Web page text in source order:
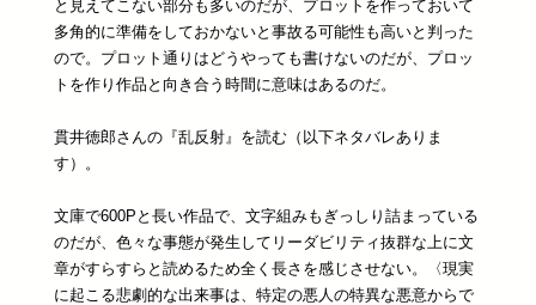
と見えてこない部分も多いのだが、プロットを作っておいて
多角的に準備をしておかないと事故る可能性も高いと判った
ので。プロット通りはどうやっても書けないのだが、プロッ
トを作り作品と向き合う時間に意味はあるのだ。
貫井徳郎さんの『乱反射』を読む（以下ネタバレありま
す）。
文庫で600Pと長い作品で、文字組みもぎっしり詰まっている
のだが、色々な事態が発生してリーダビリティ抜群な上に文
章がすらすらと読めるため全く長さを感じさせない。〈現実
に起こる悲劇的な出来事は、特定の悪人の特異な悪意からで